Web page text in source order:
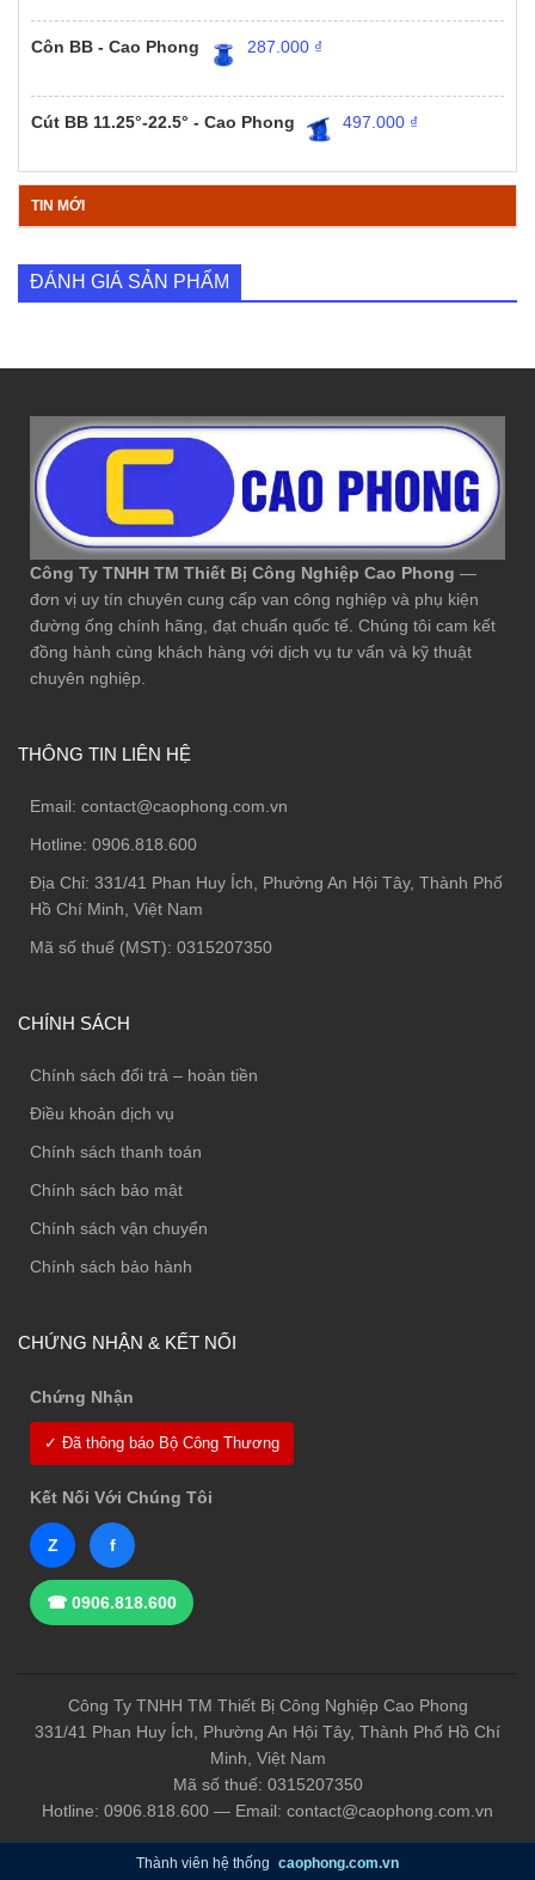
Côn BB - Cao Phong 287.000 ₫
Cút BB 11.25°-22.5° - Cao Phong 497.000 ₫
TIN MỚI
ĐÁNH GIÁ SẢN PHẨM
Công Ty TNHH TM Thiết Bị Công Nghiệp Cao Phong —
đơn vị uy tín chuyên cung cấp van công nghiệp và phụ kiện
đường ống chính hãng, đạt chuẩn quốc tế. Chúng tôi cam kết
đồng hành cùng khách hàng với dịch vụ tư vấn và kỹ thuật
chuyên nghiệp.
THÔNG TIN LIÊN HỆ
Email: contact@caophong.com.vn
Hotline: 0906.818.600
Địa Chỉ: 331/41 Phan Huy Ích, Phường An Hội Tây, Thành Phố
Hồ Chí Minh, Việt Nam
Mã số thuế (MST): 0315207350
CHÍNH SÁCH
Chính sách đổi trả – hoàn tiền
Điều khoản dịch vụ
Chính sách thanh toán
Chính sách bảo mật
Chính sách vận chuyển
Chính sách bảo hành
CHỨNG NHẬN & KẾT NỐI
Chứng Nhận
✓ Đã thông báo Bộ Công Thương
Kết Nối Với Chúng Tôi
Z f
☎ 0906.818.600
Công Ty TNHH TM Thiết Bị Công Nghiệp Cao Phong
331/41 Phan Huy Ích, Phường An Hội Tây, Thành Phố Hồ Chí
Minh, Việt Nam
Mã số thuế: 0315207350
Hotline: 0906.818.600 — Email: contact@caophong.com.vn
Thành viên hệ thống caophong.com.vn